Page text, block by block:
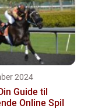
2024
Guide til
Online Spil